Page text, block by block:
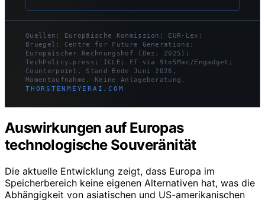
Quellen: Europäische Kommission; EUR-Lex;
Bruegel; Centre for Future Generations;
Europäischer Rechnungshof (Dez. 2025);
TechPolicy.press; ICLE; FT via 9to5Mac/Engadget;
Counterpoint. Stand Ende Juni 2026,
Momentaufnahme. Keine Anlageberatung.
THORSTENMEYERAI.COM
Auswirkungen auf Europas
technologische Souveränität
Die aktuelle Entwicklung zeigt, dass Europa im
Speicherbereich keine eigenen Alternativen hat, was die
Abhängigkeit von asiatischen und US-amerikanischen